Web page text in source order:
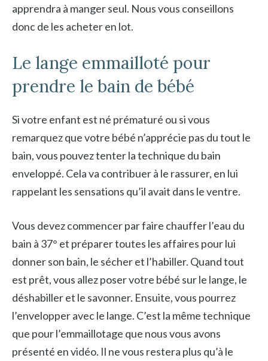
apprendra à manger seul. Nous vous conseillons
donc de les acheter en lot.
Le lange emmailloté pour
prendre le bain de bébé
Si votre enfant est né prématuré ou si vous
remarquez que votre bébé n’apprécie pas du tout le
bain, vous pouvez tenter la technique du bain
enveloppé. Cela va contribuer à le rassurer, en lui
rappelant les sensations qu’il avait dans le ventre.
Vous devez commencer par faire chauffer l’eau du
bain à 37° et préparer toutes les affaires pour lui
donner son bain, le sécher et l’habiller. Quand tout
est prêt, vous allez poser votre bébé sur le lange, le
déshabiller et le savonner. Ensuite, vous pourrez
l’envelopper avec le lange. C’est la même technique
que pour l’emmaillotage que nous vous avons
présenté en vidéo. Il ne vous restera plus qu’à le